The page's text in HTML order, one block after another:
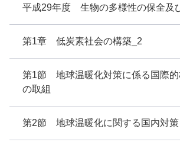
平成29年度 生物の多様性の保全及
第1章 低炭素社会の構築_2
第1節 地球温暖化対策に係る国際的
の取組
第2節 地球温暖化に関する国内対策